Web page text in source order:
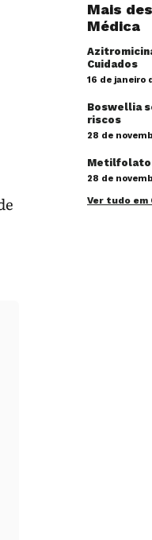
Mais
Médica
Cuidados
16 de janeiro
Boswellia
riscos
28 de
Metilfolato:
28 de
Ver tudo em